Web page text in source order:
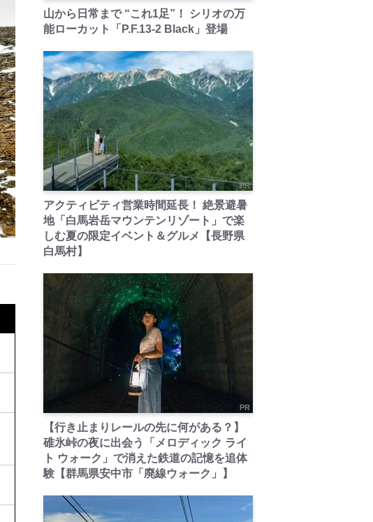
山から日常まで “これ1足”！ シリオの万
能ローカット「P.F.13-2 Black」登場
PR
アクティビティ営業時間延長！ 絶景避暑
地「白馬岩岳マウンテンリゾート」で楽
しむ夏の限定イベント＆グルメ【長野県
白馬村】
PR
【行き止まりレールの先に何がある？】
碓氷峠の夜に出会う「メロディック ライ
ト ウォーク」で消えた鉄道の記憶を追体
験【群馬県安中市「廃線ウォーク」】